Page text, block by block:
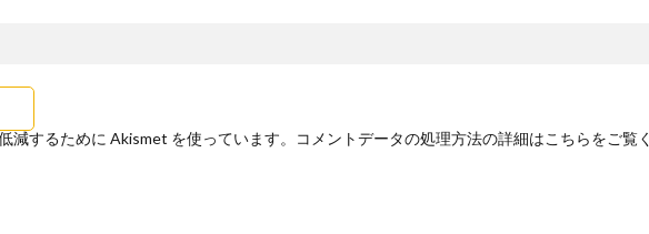
減するために Akismet を使っています。
コメントデータの処理方法の詳細はこちらをご覧く